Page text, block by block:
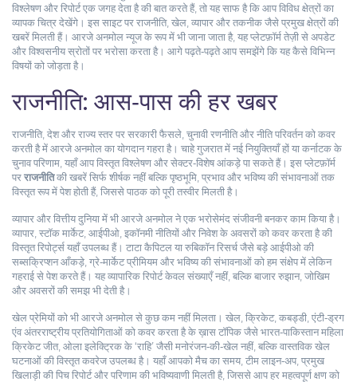
विश्लेषण और रिपोर्ट एक जगह देता हैकी बात करते हैं, तो यह साफ है कि आप विविध क्षेत्रों का
व्यापक चित्र देखेंगे। इस साइट पर राजनीति, खेल, व्यापार और तकनीक जैसे प्रमुख क्षेत्रों की
खबरें मिलती हैं। आरजे अनमोल न्यूजके रूप में भी जाना जाता है, यह प्लेटफ़ॉर्म तेज़ी से अपडेट
और विश्वसनीय स्रोतों पर भरोसा करता है। आगे पढ़ते‑पढ़ते आप समझेंगे कि यह कैसे विभिन्न
विषयों को जोड़ता है।
राजनीति: आस‑पास की हर खबर
राजनीति, देश और राज्य स्तर पर सरकारी फैसले, चुनावी रणनीति और नीति परिवर्तन को कवर
करती हैमें आरजे अनमोल का योगदान गहरा है। चाहे गुजरात में नई नियुक्तियाँ हों या कर्नाटक के
चुनाव परिणाम, यहाँ आप विस्तृत विश्लेषण और सेक्टर‑विशेष आंकड़े पा सकते हैं। इस प्लेटफ़ॉर्म
परराजनीतिकी खबरें सिर्फ शीर्षक नहीं बल्कि पृष्ठभूमि, प्रभाव और भविष्य की संभावनाओं तक
विस्तृत रूप में पेश होती हैं, जिससे पाठक को पूरी तस्वीर मिलती है।
व्यापार और वित्तीय दुनिया में भी आरजे अनमोल ने एक भरोसेमंद संजीवनी बनकर काम किया है।
व्यापार स्टॉक मार्केट, आईपीओ, इकॉनमी नीतियों और निवेश के अवसरों को कवर करता हैकी
विस्तृत रिपोर्ट्स यहाँ उपलब्ध हैं। टाटा कैपिटल या रुबिकॉन रिसर्च जैसे बड़े आईपीओ की
सब्सक्रिप्शन आँकड़े, ग्रे‑मार्केट प्रीमियम और भविष्य की संभावनाओं को हम संक्षेप में लेकिन
गहराई से पेश करते हैं। यह व्यापारिक रिपोर्ट केवल संख्याएँ नहीं, बल्कि बाजार रुझान, जोखिम
और अवसरों की समझ भी देती है।
खेल प्रेमियों को भी आरजे अनमोल से कुछ कम नहीं मिलता। खेल क्रिकेट, कबड्डी, एंटी‑ड्रग
एंव अंतरराष्ट्रीय प्रतियोगिताओं को कवर करता हैके ख़ास टॉपिक जैसे भारत‑पाकिस्तान महिला
क्रिकेट जीत, ओला इलेक्ट्रिक के ‘राहि’ जैसी मनोरंजन‑की‑खेल नहीं, बल्कि वास्तविक खेल
घटनाओं की विस्तृत कवरेज उपलब्ध है। यहाँ आपको मैच का समय, टीम लाइन‑अप, प्रमुख
खिलाड़ी की पिच रिपोर्ट और परिणाम की भविष्यवाणी मिलती है, जिससे आप हर महत्वपूर्ण क्षण को